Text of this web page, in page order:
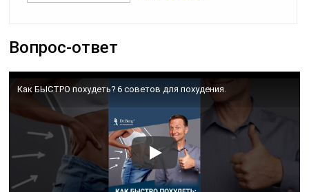
Вопрос-ответ
Как БЫСТРО похудеть? 6 советов для похудения.